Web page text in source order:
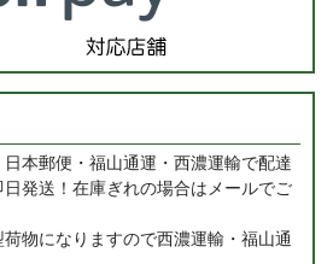
本郵便・福山通運・西濃運輸で配達
発送！在庫ぎれの場合はメールでご
物になりますので西濃運輸・福山通